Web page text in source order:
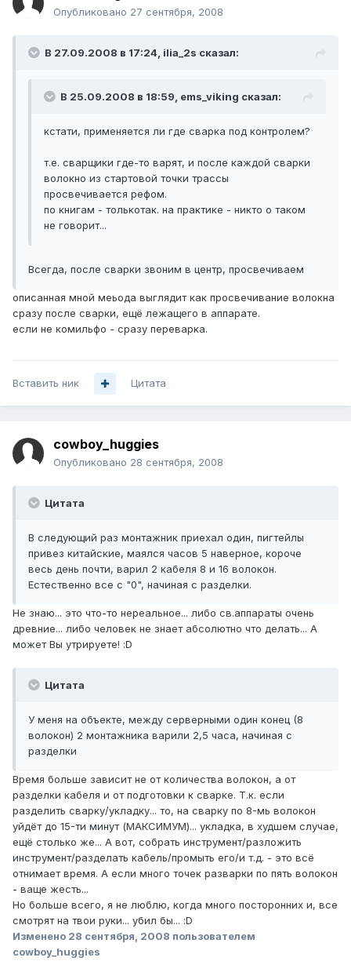
Опубликовано 27 сентября, 2008
В 27.09.2008 в 17:24, ilia_2s сказал:
В 25.09.2008 в 18:59, ems_viking сказал:
кстати, применяется ли где сварка под контролем?
т.е. сварщики где-то варят, и после каждой сварки
волокно из стартовой точки трассы
просвечивается рефом.
по книгам - толькотак. на практике - никто о таком
не говорит...
Всегда, после сварки звоним в центр, просвечиваем
описанная мной меьода выглядит как просвечивание волокна
сразу после сварки, ещё лежащего в аппарате.
если не комильфо - сразу переварка.
Вставить ник Цитата
cowboy_huggies
Опубликовано 28 сентября, 2008
Цитата
В следующий раз монтажник приехал один, пигтейлы
привез китайские, маялся часов 5 наверное, короче
весь день почти, варил 2 кабеля 8 и 16 волокон.
Естественно все с "0", начиная с разделки.
Не знаю... это что-то нереальное... либо св.аппараты очень
древние... либо человек не знает абсолютно что делать... А
может Вы утрируете! :D
Цитата
У меня на объекте, между серверными один конец (8
волокон) 2 монтажника варили 2,5 часа, начиная с
разделки
Время больше зависит не от количества волокон, а от
разделки кабеля и от подготовки к сварке. Т.к. если
разделить сварку/укладку... то, на сварку по 8-мь волокон
уйдёт до 15-ти минут (МАКСИМУМ)... укладка, в худшем случае,
ещё столько же... А вот, собрать инструмент/разложить
инструмент/разделать кабель/промыть его/и т.д. - это всё
отнимает время. А если много точек разварки по пять волокон
- ваще жесть...
Но больше всего, я не люблю, когда много посторонних и, все
смотрят на твои руки... убил бы... :D
Изменено 28 сентября, 2008 пользователем
cowboy_huggies